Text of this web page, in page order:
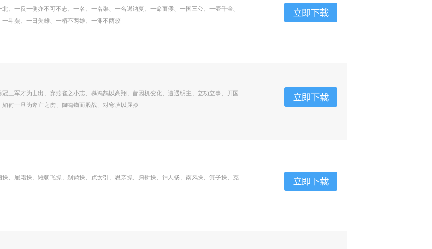
、一反一侧亦不可不志、一名、一名渠、一名遏纳夏、一命而偻、一国三公、一壶千金、
斗粟、一日失雄、一栖不两雄、一渊不两蛟
三军才为世出、弃燕雀之小志、慕鸿鹄以高翔、昔因机变化、遭遇明主、立功立事、开国
何一旦为奔亡之虏、闻鸣镝而股战、对穹庐以屈膝
、履霜操、雉朝飞操、别鹤操、贞女引、思亲操、归耕操、神人畅、南风操、箕子操、克